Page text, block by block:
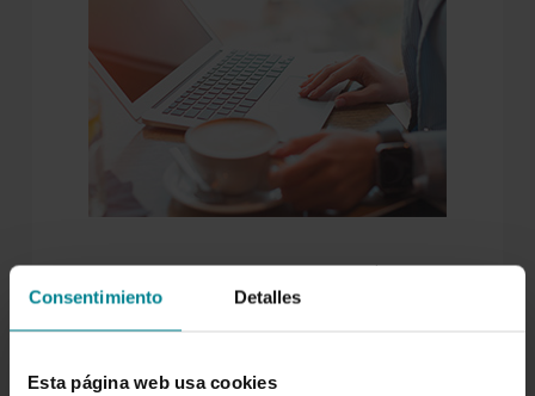
Consentimiento Detalles
Esta página web usa cookies
Para nosotros es tan importante atenderte como
entenderte, escucharnos y compartir. Por eso
ADN cooperativo.